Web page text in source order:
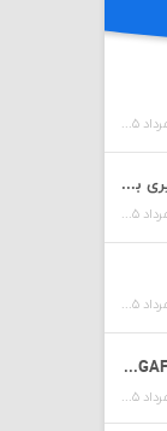
دانلود آهنگ سپهر خلسه و شاهین میری به نام تراپی
دانلود آهنگ آرتا به نام آی دی گاف (IDGAF)